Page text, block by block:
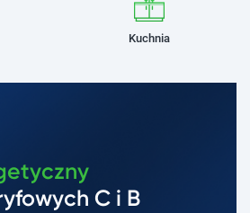
Kuchnia
C i B